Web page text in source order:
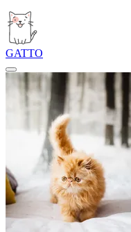
GATTO